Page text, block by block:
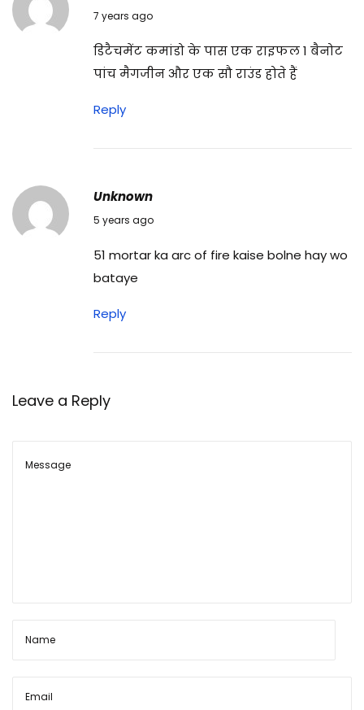
सा
थ
न
7 years ago03/01/2020
डिटैचमेंट कमांडो के पास एक राइफल 1 बैनोट
पांच मैगजीन और एक सौ राउंड होते हैं
Reply
Unknown
5 years ago27/02/2021
51 mortar ka arc of fire kaise bolne hay wo
bataye
Reply
Leave a Reply